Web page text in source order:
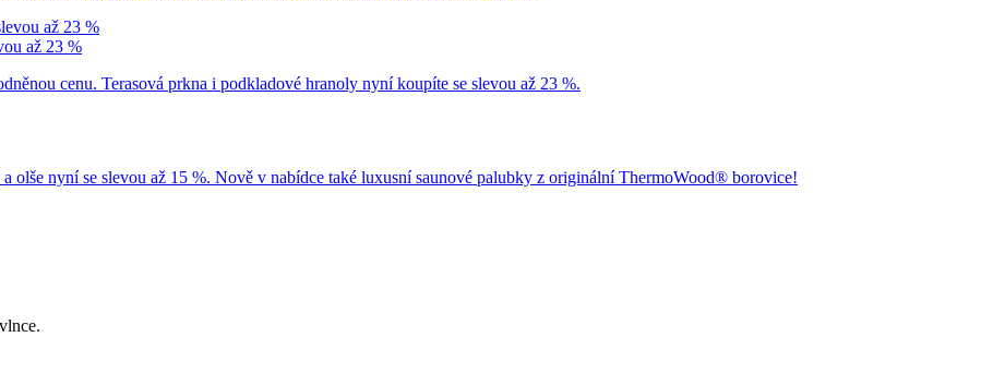
až 23 %
cenu. Terasová prkna i podkladové hranoly nyní koupíte se slevou až 23 %.
olše nyní se slevou až 15 %. Nově v nabídce také luxusní saunové palubky z originální ThermoWood® borovice!